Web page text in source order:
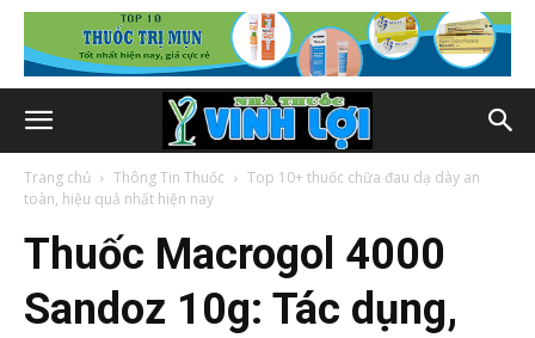
Trang chủ Thông Tin Thuốc
Top 10+ thuốc chữa đau dạ dày an
toàn, hiệu quả nhất hiện nay
Thuốc Macrogol 4000
Sandoz 10g: Tác dụng,